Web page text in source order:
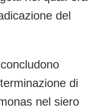
del
di
nel siero